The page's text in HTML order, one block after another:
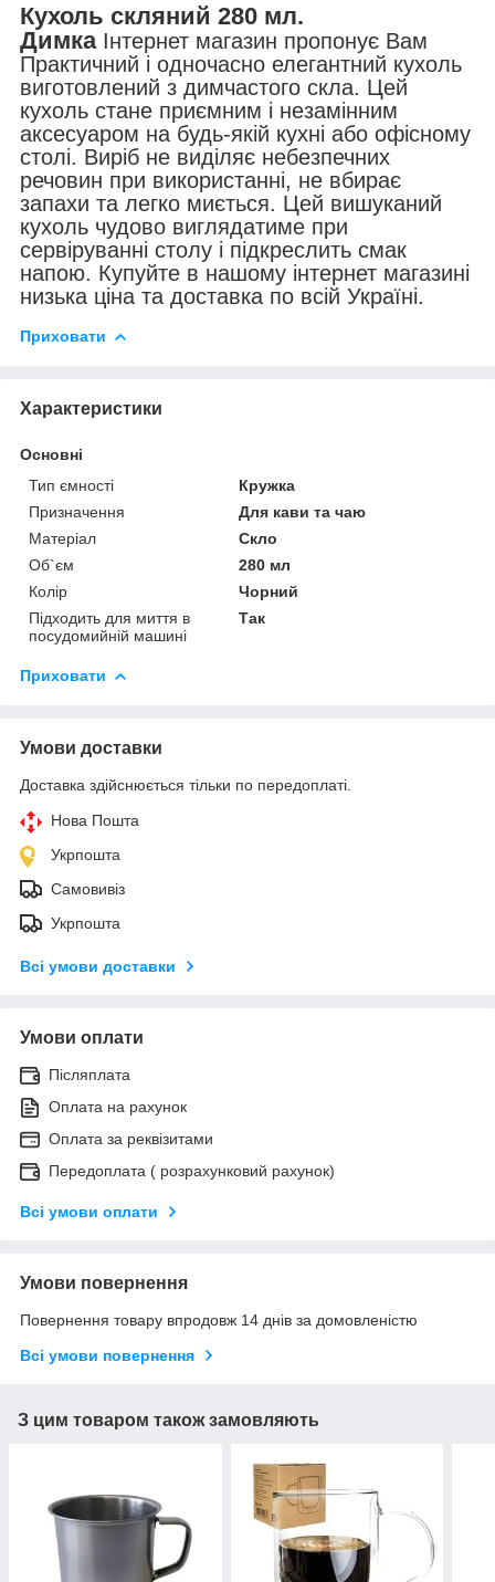
Кухоль скляний 280 мл.
ДимкаІнтернет магазин пропонує Вам
Практичний і одночасно елегантний кухоль
виготовлений з димчастого скла. Цей
кухоль стане приємним і незамінним
аксесуаром на будь-якій кухні або офісному
столі. Виріб не виділяє небезпечних
речовин при використанні, не вбирає
запахи та легко миється. Цей вишуканий
кухоль чудово виглядатиме при
сервіруванні столу і підкреслить смак
напою. Купуйте в нашому інтернет магазині
низька ціна та доставка по всій Україні.
Приховати
Характеристики
Основні
Тип ємності
Кружка
Призначення
Для кави та чаю
Матеріал
Скло
Об`єм
280 мл
Колір
Чорний
Підходить для миття в
посудомийній машині
Так
Приховати
Умови доставки
Доставка здійснюється тільки по передоплаті.
Нова Пошта
Укрпошта
Самовивіз
Укрпошта
Всі умови доставки
Умови оплати
Післяплата
Оплата на рахунок
Оплата за реквізитами
Передоплата ( розрахунковий рахунок)
Всі умови оплати
Умови повернення
Повернення товару впродовж 14 днів за домовленістю
Всі умови повернення
З цим товаром також замовляють